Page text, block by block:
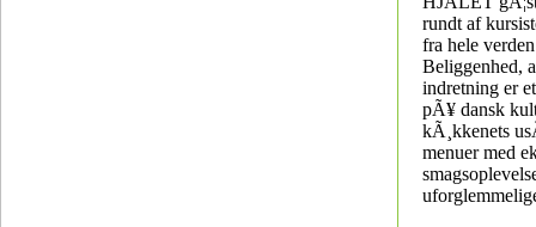
rundt af
fra hele
Beliggenhed,
indretning er
pÃ¥ dansk
kÃ¸kkenets
menuer med